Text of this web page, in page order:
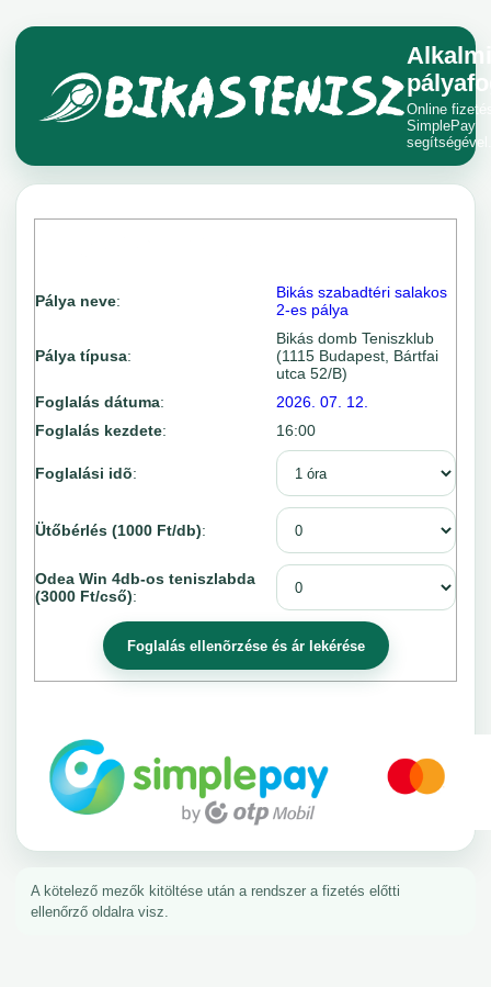
Alkalmi
Online
SimplePay
segítségével.
Pálya neve:
Bikás szabadtéri salakos
2-es pálya
Pálya típusa:
Bikás domb Teniszklub
(1115 Budapest, Bártfai
utca 52/B)
Foglalás dátuma:
2026. 07. 12.
Foglalás kezdete: 16:00
Foglalási idõ:
Ütőbérlés (1000 Ft/db):
Odea Win 4db-os teniszlabda
(3000 Ft/cső):
A kötelező mezők kitöltése után a rendszer a fizetés előtti
ellenőrző oldalra visz.